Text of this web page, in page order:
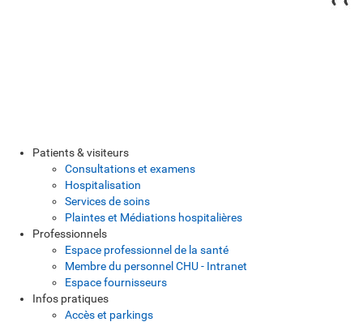
Patients & visiteurs
Consultations et examens
Hospitalisation
Services de soins
Plaintes et Médiations hospitalières
Professionnels
Espace professionnel de la santé
Membre du personnel CHU - Intranet
Espace fournisseurs
Infos pratiques
Accès et parkings